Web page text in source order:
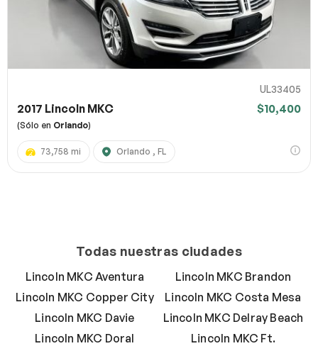
UL33405
2017 Lincoln MKC $10,400
(Sólo en Orlando)
73,758 mi Orlando , FL
Todas nuestras ciudades
Lincoln MKC Aventura
Lincoln MKC Brandon
Lincoln MKC Copper City
Lincoln MKC Costa Mesa
Lincoln MKC Davie
Lincoln MKC Delray Beach
Lincoln MKC Doral
Lincoln MKC Ft.